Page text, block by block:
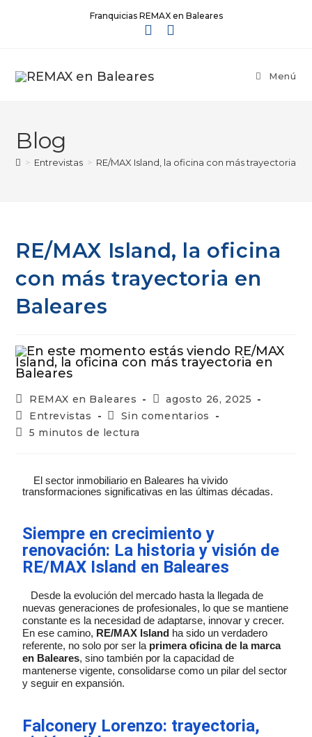
Franquicias REMAX en Baleares
Menú
Blog
> Entrevistas > RE/MAX Island, la oficina con más trayectoria
RE/MAX Island, la oficina
con más trayectoria en
Baleares
REMAX en Baleares
agosto 26, 2025
Entrevistas
Sin comentarios
5 minutos de lectura
El sector inmobiliario en Baleares ha vivido
transformaciones significativas en las últimas décadas.
Siempre en crecimiento y
renovación: La historia y visión de
RE/MAX Island en Baleares
Desde la evolución del mercado hasta la llegada de
nuevas generaciones de profesionales, lo que se mantiene
constante es la necesidad de adaptarse, innovar y crecer.
En ese camino, RE/MAX Island ha sido un verdadero
referente, no solo por ser la primera oficina de la marca
en Baleares, sino también por la capacidad de
mantenerse vigente, consolidarse como un pilar del sector
y seguir en expansión.
Falconery Lorenzo: trayectoria,